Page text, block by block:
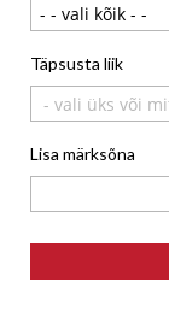
Täpsusta liik
- vali üks või
Lisa märksõna